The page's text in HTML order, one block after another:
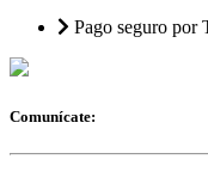
Pago seguro por
Comunícate: